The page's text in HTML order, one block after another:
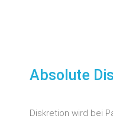
Absolute
Diskretion wird bei